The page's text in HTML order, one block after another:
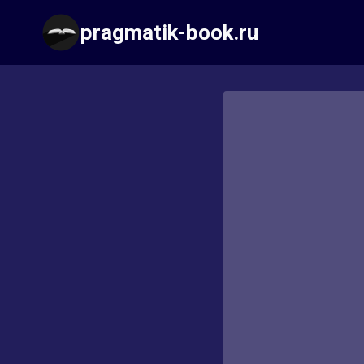
содержимому
pragmatik-book.ru